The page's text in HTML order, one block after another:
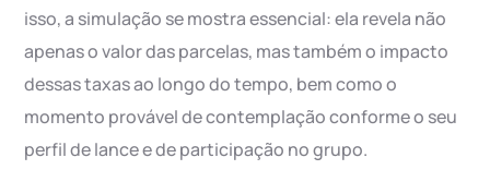
isso, a simulação se mostra essencial: ela revela não
apenas o valor das parcelas, mas também o impacto
dessas taxas ao longo do tempo, bem como o
momento provável de contemplação conforme o seu
perfil de lance e de participação no grupo.